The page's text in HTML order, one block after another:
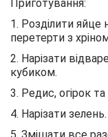
Приготування:
1. Розділити
перетерти з
2. Нарізати
кубиком.
3. Редис, огірок
4. Нарізати зелень.